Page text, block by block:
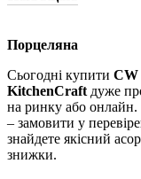
Порцеляна
Сьогодні купити CW
KitchenCraft дуже
на ринку або онлайн.
– замовити у
знайдете якісний
знижки.